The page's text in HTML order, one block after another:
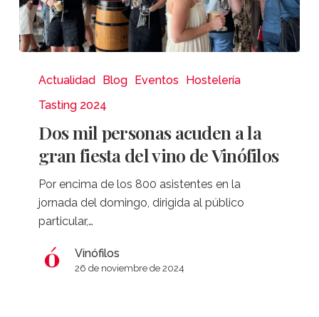
fiesta
vino
Vinófilos
Actualidad Blog Eventos
Hostelería
Tasting 2024
Dos mil personas acuden a la
gran fiesta del vino de Vinófilos
Por encima de los 800 asistentes en la
jornada del domingo, dirigida al público
particular,…
Vinófilos
26 de noviembre de 2024